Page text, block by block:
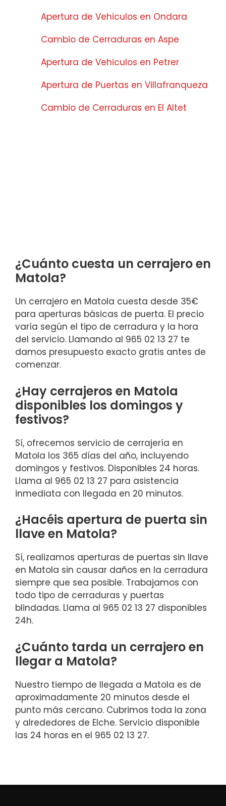
Apertura de Vehiculos en Ondara
Cambio de Cerraduras en Aspe
Apertura de Vehiculos en Petrer
Apertura de Puertas en Villafranqueza
Cambio de Cerraduras en El Altet
¿Cuánto cuesta un cerrajero en
Matola?
Un cerrajero en Matola cuesta desde 35€
para aperturas básicas de puerta. El precio
varía según el tipo de cerradura y la hora
del servicio. Llamando al 965 02 13 27 te
damos presupuesto exacto gratis antes de
comenzar.
¿Hay cerrajeros en Matola
disponibles los domingos y
festivos?
Sí, ofrecemos servicio de cerrajería en
Matola los 365 días del año, incluyendo
domingos y festivos. Disponibles 24 horas.
Llama al 965 02 13 27 para asistencia
inmediata con llegada en 20 minutos.
¿Hacéis apertura de puerta sin
llave en Matola?
Sí, realizamos aperturas de puertas sin llave
en Matola sin causar daños en la cerradura
siempre que sea posible. Trabajamos con
todo tipo de cerraduras y puertas
blindadas. Llama al 965 02 13 27 disponibles
24h.
¿Cuánto tarda un cerrajero en
llegar a Matola?
Nuestro tiempo de llegada a Matola es de
aproximadamente 20 minutos desde el
punto más cercano. Cubrimos toda la zona
y alrededores de Elche. Servicio disponible
las 24 horas en el 965 02 13 27.